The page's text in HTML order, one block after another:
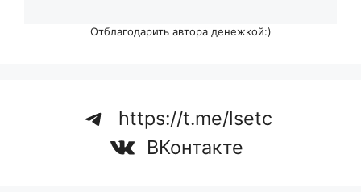
Отблагодарить автора денежкой:)
https://t.me/lsetc
ВКонтакте